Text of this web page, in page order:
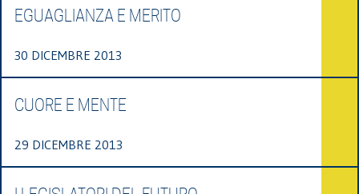
EGUAGLIANZA E MERITO
30 DICEMBRE 2013
CUORE E MENTE
29 DICEMBRE 2013